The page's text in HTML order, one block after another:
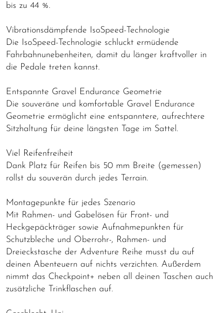
bis zu 44 %.
Vibrationsdämpfende IsoSpeed-Technologie
Die IsoSpeed-Technologie schluckt ermüdende
Fahrbahnunebenheiten, damit du länger kraftvoller in
die Pedale treten kannst.
Entspannte Gravel Endurance Geometrie
Die souveräne und komfortable Gravel Endurance
Geometrie ermöglicht eine entspanntere, aufrechtere
Sitzhaltung für deine längsten Tage im Sattel.
Viel Reifenfreiheit
Dank Platz für Reifen bis 50 mm Breite (gemessen)
rollst du souverän durch jedes Terrain.
Montagepunkte für jedes Szenario
Mit Rahmen- und Gabelösen für Front- und
Heckgepäckträger sowie Aufnahmepunkten für
Schutzbleche und Oberrohr-, Rahmen- und
Dreieckstasche der Adventure Reihe musst du auf
deinen Abenteuern auf nichts verzichten. Außerdem
nimmt das Checkpoint+ neben all deinen Taschen auch
zusätzliche Trinkflaschen auf.